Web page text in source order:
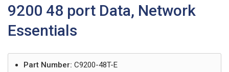
9200 48 port Data, Network
Essentials
Part Number: C9200-48T-E